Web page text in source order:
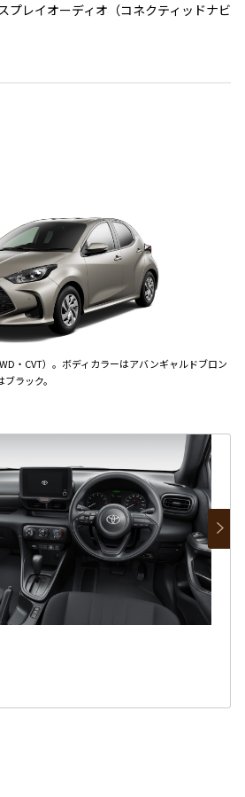
プレイオーディオ（コネクティッドナビ
・CVT）。ボディカラーはアバンギャルドブロン
ラック。